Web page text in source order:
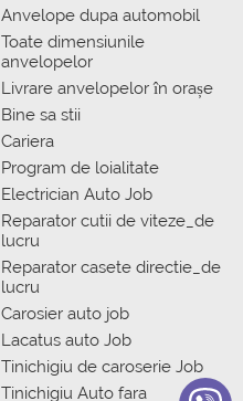
Anvelope dupa automobil
Toate dimensiunile
anvelopelor
Livrare anvelopelor în orașe
Bine sa stii
Cariera
Program de loialitate
Electrician Auto Job
Reparator cutii de viteze_de
lucru
Reparator casete directie_de
lucru
Carosier auto job
Lacatus auto Job
Tinichigiu de caroserie Job
Tinichigiu Auto fara